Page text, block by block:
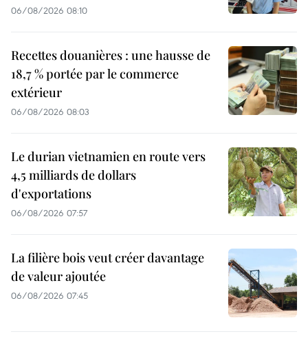
06/08/2026 08:10
Recettes douanières : une hausse de
18,7 % portée par le commerce
extérieur
06/08/2026 08:03
Le durian vietnamien en route vers
4,5 milliards de dollars
d'exportations
06/08/2026 07:57
La filière bois veut créer davantage
de valeur ajoutée
06/08/2026 07:45